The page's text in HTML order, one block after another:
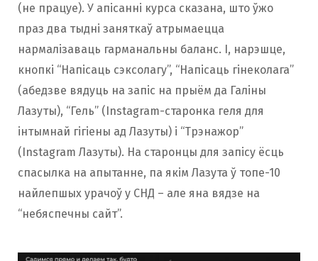
(не працуе). У апісанні курса сказана, што ўжо
праз два тыдні заняткаў атрымаецца
нармалізаваць гарманальны баланс. І, нарэшце,
кнопкі “Напісаць сэксолагу”, “Напісаць гінеколага”
(абедзве вядуць на запіс на прыём да Галіны
Лазуты), “Гель” (Instagram-старонка геля для
інтымнай гігіены ад Лазуты) і “Трэнажор”
(Instagram Лазуты). На старонцы для запісу ёсць
спасылка на апытанне, па якім Лазута ў топе-10
найлепшых урачоў у СНД – але яна вядзе на
“небяспечны сайт”.